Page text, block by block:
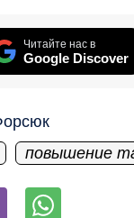
Читайте нас в
Google Discover
повышение